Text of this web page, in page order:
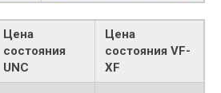
Цена
состояния
UNC
Цена
состояния VF-
XF